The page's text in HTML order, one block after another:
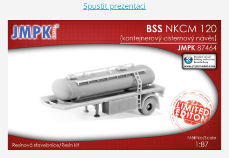
Spustit prezentaci